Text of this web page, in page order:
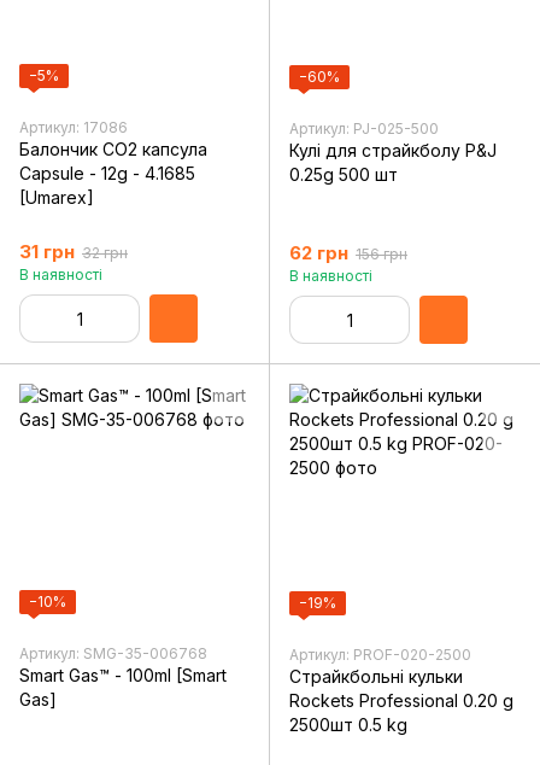
−5%
Артикул: 17086
Балончик CO2 капсула
Capsule - 12g - 4.1685
[Umarex]
31 грн 32 грн
В наявності
−60%
Артикул: PJ-025-500
Кулі для страйкболу P&J
0.25g 500 шт
62 грн 156 грн
В наявності
−10%
Артикул: SMG-35-006768
Smart Gas™ - 100ml [Smart
Gas]
−19%
Артикул: PROF-020-2500
Страйкбольні кульки
Rockets Professional 0.20 g
2500шт 0.5 kg